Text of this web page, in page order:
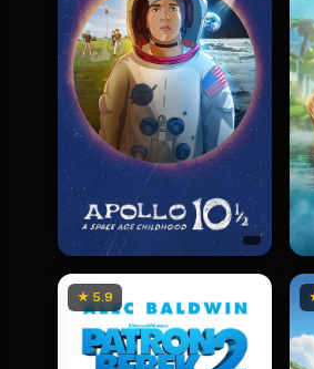
★ 5.9